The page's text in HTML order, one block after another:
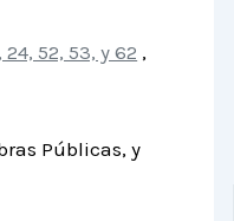
52, 53, y 62 ,
Públicas, y